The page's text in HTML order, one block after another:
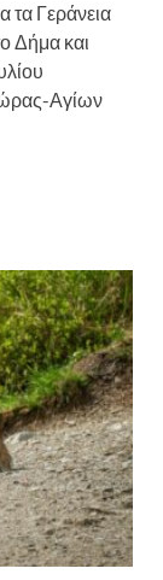
τα Γεράνεια
Δήμα και
Αγίων